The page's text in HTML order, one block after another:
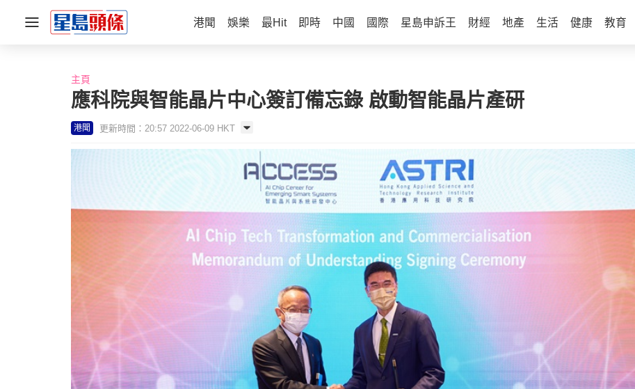
港聞 娛樂 最Hit 即時 中國 國際 星島申訴王 財經 地產 生活 健康 教育
主頁
應科院與智能晶片中心簽訂備忘錄 啟動智能晶片產研
港聞 更新時間：20:57 2022-06-09 HKT